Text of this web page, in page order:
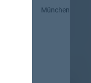
München